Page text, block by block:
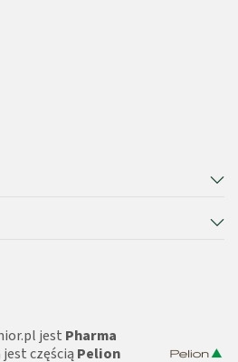
jest Pharma
częścią Pelion